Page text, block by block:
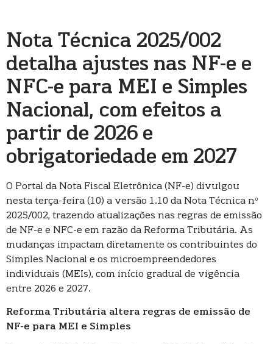
Nota Técnica 2025/002
detalha ajustes nas NF-e e
NFC-e para MEI e Simples
Nacional, com efeitos a
partir de 2026 e
obrigatoriedade em 2027
O Portal da Nota Fiscal Eletrônica (NF-e) divulgou
nesta terça-feira (10) a versão 1.10 da Nota Técnica nº
2025/002, trazendo atualizações nas regras de emissão
de NF-e e NFC-e em razão da Reforma Tributária. As
mudanças impactam diretamente os contribuintes do
Simples Nacional e os microempreendedores
individuais (MEIs), com início gradual de vigência
entre 2026 e 2027.
Reforma Tributária altera regras de emissão de
NF-e para MEI e Simples